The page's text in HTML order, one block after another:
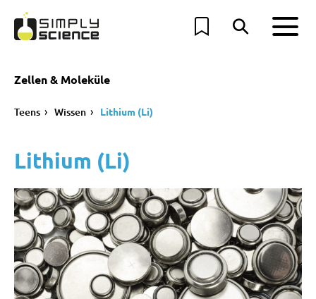
Zellen & Moleküle
Teens Wissen Lithium (Li)
Lithium (Li)